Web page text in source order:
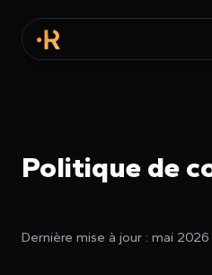
Politique de
Dernière mise à jour : mai 2026